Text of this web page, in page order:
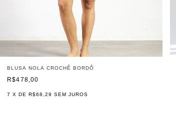
BLUSA NOLA CROCHÊ BORDÔ
R$478,00
7 X DER$68,29 SEM JUROS